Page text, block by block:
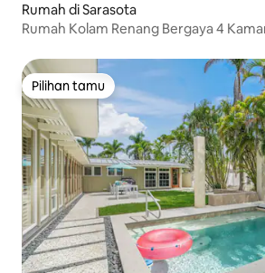
Rumah di Sarasota
Rumah Kolam Renang Bergaya 4
Pilihan tamu
Pilihan tamu